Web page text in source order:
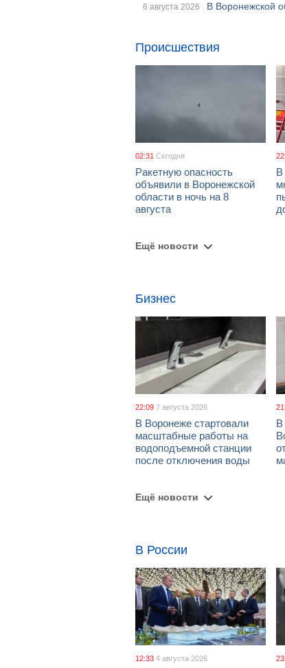
6 августа 2026 В Воронежской
Происшествия
02:31 Сегодня
Ракетную опасность
объявили в Воронежской
области в ночь на 8
августа
В
Ещё новости
Бизнес
22:09 7 августа 2026
В Воронеже стартовали
масштабные работы на
водоподъемной станции
после отключения воды
В
Ещё новости
В России
12:33 4 августа 2026